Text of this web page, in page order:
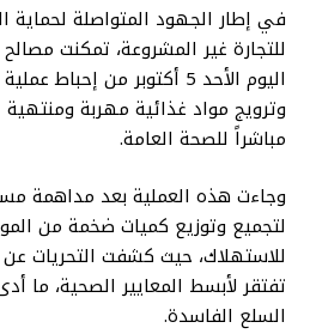
في إطار الجهود المتواصلة
للتجارة غير المشروعة، تمكنت
اليوم الأحد 5 أكتوبر من
وترويج مواد غذائية مهربة
مباشراً للصحة العامة.
وجاءت هذه العملية بعد مداهمة
لتجميع وتوزيع كميات ضخمة من
للاستهلاك، حيث كشفت التحريات
تفتقر لأبسط المعايير الصحية، ما
السلع الفاسدة.